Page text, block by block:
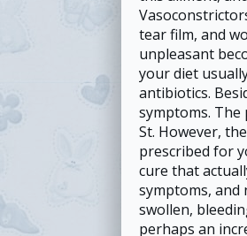
tear film, and
unpleasant
your diet
antibiotics.
symptoms.
St. However,
prescribed for
cure that
symptoms, and
swollen,
perhaps an